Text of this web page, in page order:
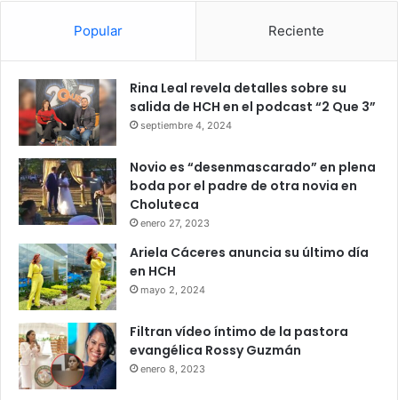
Popular Reciente
Rina Leal revela detalles sobre su
salida de HCH en el podcast “2 Que 3”
septiembre 4, 2024
Novio es “desenmascarado” en plena
boda por el padre de otra novia en
Choluteca
enero 27, 2023
Ariela Cáceres anuncia su último día
en HCH
mayo 2, 2024
Filtran vídeo íntimo de la pastora
evangélica Rossy Guzmán
enero 8, 2023